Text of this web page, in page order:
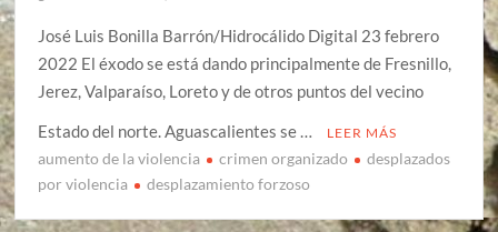
José Luis Bonilla Barrón/Hidrocálido Digital 23 febrero
2022 El éxodo se está dando principalmente de Fresnillo,
Jerez, Valparaíso, Loreto y de otros puntos del vecino
Estado del norte. Aguascalientes se …
LEER MÁS
aumento de la violencia crimen organizado
desplazados
por violencia
desplazamiento forzoso